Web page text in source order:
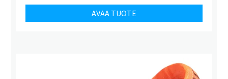
AVAA TUOTE